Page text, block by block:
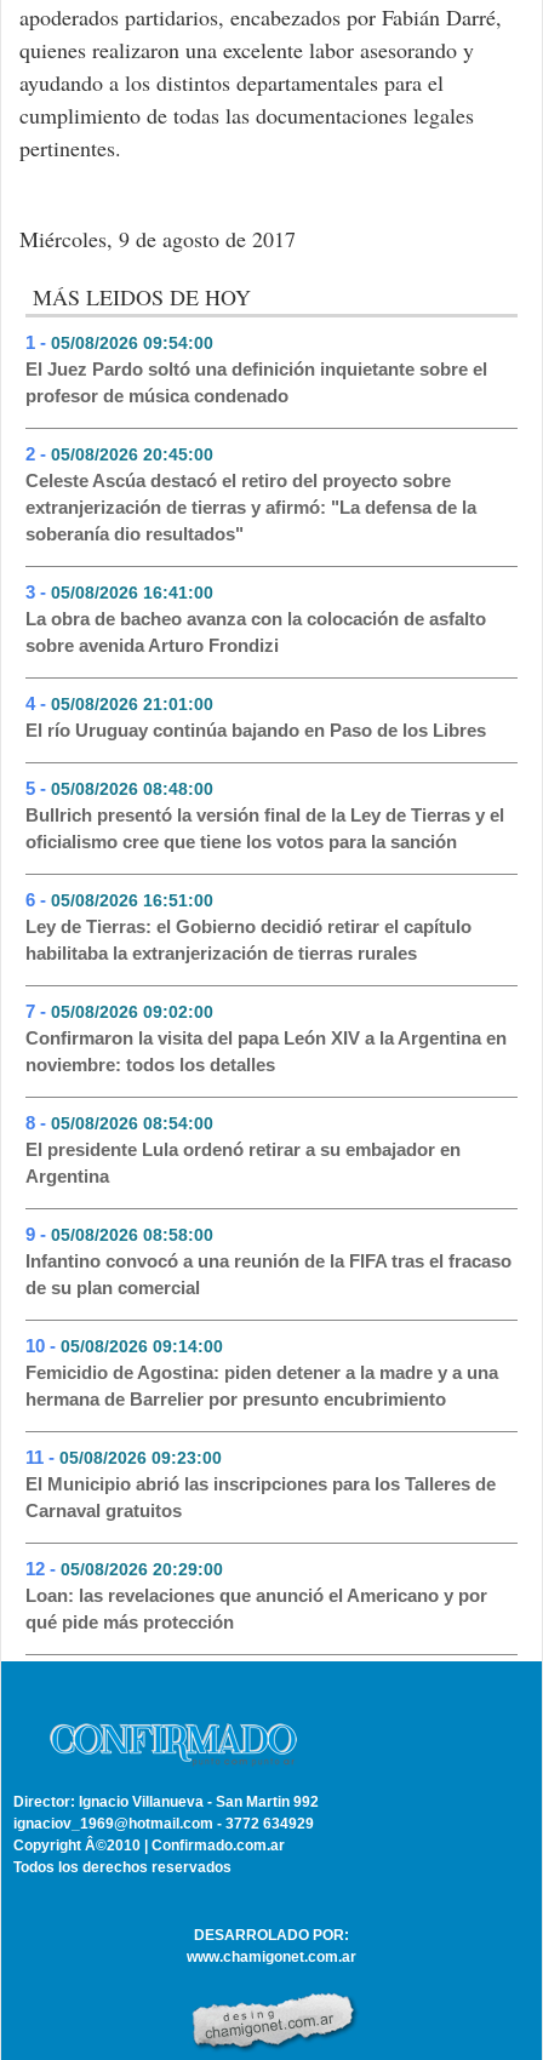
apoderados partidarios, encabezados por Fabián Darré,
quienes realizaron una excelente labor asesorando y
ayudando a los distintos departamentales para el
cumplimiento de todas las documentaciones legales
pertinentes.
Miércoles, 9 de agosto de 2017
MÁS LEIDOS DE HOY
1 - 05/08/2026 09:54:00
El Juez Pardo soltó una definición inquietante sobre el
profesor de música condenado
2 - 05/08/2026 20:45:00
Celeste Ascúa destacó el retiro del proyecto sobre
extranjerización de tierras y afirmó: "La defensa de la
soberanía dio resultados"
3 - 05/08/2026 16:41:00
La obra de bacheo avanza con la colocación de asfalto
sobre avenida Arturo Frondizi
4 - 05/08/2026 21:01:00
El río Uruguay continúa bajando en Paso de los Libres
5 - 05/08/2026 08:48:00
Bullrich presentó la versión final de la Ley de Tierras y el
oficialismo cree que tiene los votos para la sanción
6 - 05/08/2026 16:51:00
Ley de Tierras: el Gobierno decidió retirar el capítulo
habilitaba la extranjerización de tierras rurales
7 - 05/08/2026 09:02:00
Confirmaron la visita del papa León XIV a la Argentina en
noviembre: todos los detalles
8 - 05/08/2026 08:54:00
El presidente Lula ordenó retirar a su embajador en
Argentina
9 - 05/08/2026 08:58:00
Infantino convocó a una reunión de la FIFA tras el fracaso
de su plan comercial
10 - 05/08/2026 09:14:00
Femicidio de Agostina: piden detener a la madre y a una
hermana de Barrelier por presunto encubrimiento
11 - 05/08/2026 09:23:00
El Municipio abrió las inscripciones para los Talleres de
Carnaval gratuitos
12 - 05/08/2026 20:29:00
Loan: las revelaciones que anunció el Americano y por
qué pide más protección
Director: Ignacio Villanueva - San Martin 992
ignaciov_1969@hotmail.com - 3772 634929
Copyright Â©2010 | Confirmado.com.ar
Todos los derechos reservados
DESARROLADO POR:
www.chamigonet.com.ar